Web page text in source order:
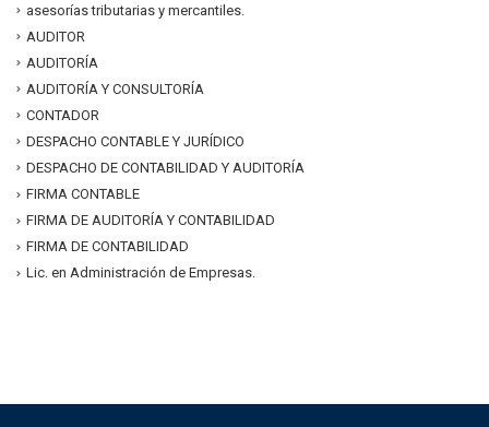
asesorías tributarias y mercantiles.
AUDITOR
AUDITORÍA
AUDITORÍA Y CONSULTORÍA
CONTADOR
DESPACHO CONTABLE Y JURÍDICO
DESPACHO DE CONTABILIDAD Y AUDITORÍA
FIRMA CONTABLE
FIRMA DE AUDITORÍA Y CONTABILIDAD
FIRMA DE CONTABILIDAD
Lic. en Administración de Empresas.